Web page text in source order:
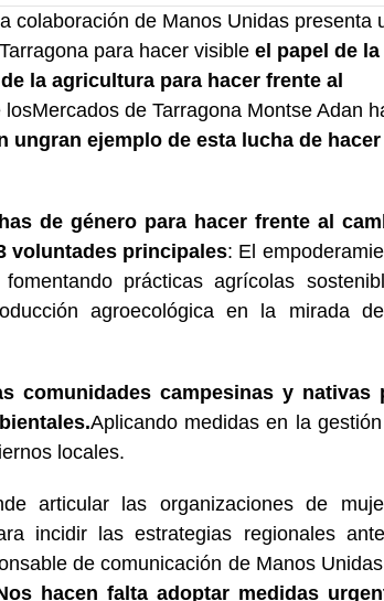
colaboración de Manos Unidas presenta
para hacer visible el papel de la
la agricultura para hacer frente al
de Tarragona Montse Adan
ungran ejemplo de esta lucha de
de género para hacer frente al
voluntades principales: El
prácticas agrícolas
agroecológica en la mirada
comunidades campesinas y nativas
Aplicando medidas en la
locales.
articular las organizaciones de
incidir las estrategias regionales
de comunicación de Manos
hacen falta adoptar medidas